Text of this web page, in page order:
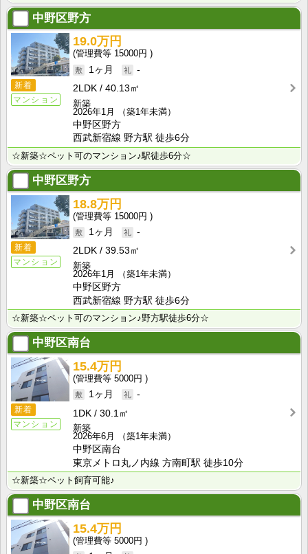
中野区野方
新着
マンション
19.0万円
15000円
1ヶ月
-
2LDK
40.13㎡
新築
2026年1月
（築1年未満）
中野区野方
西武新宿線 野方駅 徒歩6分
☆新築☆ペット可のマンション♪駅徒歩6分☆
中野区野方
新着
マンション
18.8万円
15000円
1ヶ月
-
2LDK
39.53㎡
新築
2026年1月
（築1年未満）
中野区野方
西武新宿線 野方駅 徒歩6分
☆新築☆ペット可のマンション♪野方駅徒歩6分☆
中野区南台
新着
マンション
15.4万円
5000円
1ヶ月
-
1DK
30.1㎡
新築
2026年6月
（築1年未満）
中野区南台
東京メトロ丸ノ内線 方南町駅 徒歩10分
☆新築☆ペット飼育可能♪
中野区南台
15.4万円
5000円